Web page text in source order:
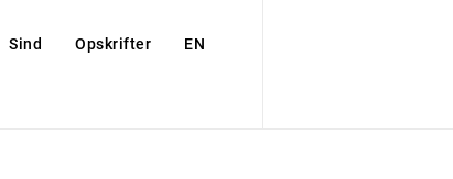
Sind Opskrifter EN